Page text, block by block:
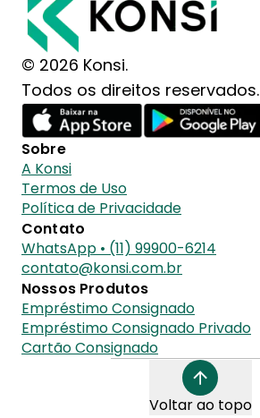
© 2026 Konsi.
Todos os direitos reservados.
Sobre
A Konsi
Termos de Uso
Política de Privacidade
Contato
WhatsApp • (11) 99900-6214
contato@konsi.com.br
Nossos Produtos
Empréstimo Consignado
Empréstimo Consignado Privado
Cartão Consignado
Voltar ao topo